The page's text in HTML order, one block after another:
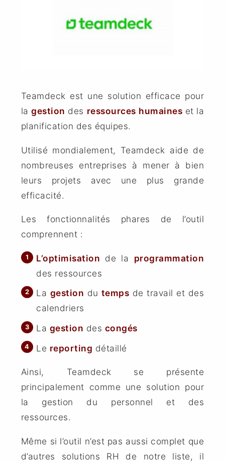
Teamdeck est une solution efficace pour
lagestion des ressources humaines et la
planification des équipes.
Utilisé mondialement, Teamdeck aide de
nombreuses entreprises à mener à bien
leurs projets avec une plus grande
efficacité.
Les fonctionnalités phares de l’outil
comprennent :
L’optimisation de la programmation
des ressources
La gestion du temps de travail et des
calendriers
La gestion des congés
Le reporting détaillé
Ainsi, Teamdeck se présente
principalement comme une solution pour
la gestion du personnel et des
ressources.
Même si l’outil n’est pas aussi complet que
d’autres solutions RH de notre liste, il